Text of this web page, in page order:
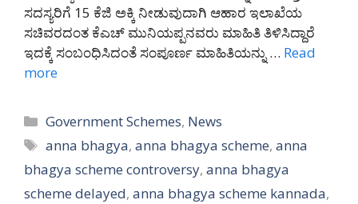
ಸದಸ್ಯರಿಗೆ 15 ಕೆಜಿ ಅಕ್ಕಿ ನೀಡುವುದಾಗಿ ಆಹಾರ ಇಲಾಖೆಯ
ಸಚಿವರದಂತ ಕೆಎಚ್ ಮುನಿಯಪ್ಪನವರು ಮಾಹಿತಿ ತಿಳಿಸಿದ್ದಾರೆ
ಇದಕ್ಕೆ ಸಂಬಂಧಿಸಿದಂತೆ ಸಂಪೂರ್ಣ ಮಾಹಿತಿಯನ್ನು … Read
more
Categories
Government Schemes, News
Tags
anna bhagya,anna bhagya scheme,anna
bhagya scheme controversy, anna bhagya
scheme delayed, anna bhagya scheme kannada,